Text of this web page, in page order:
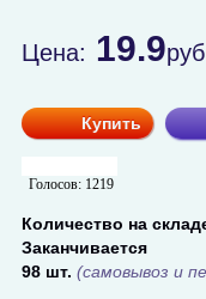
Цена: 19.9руб
Купить
Голосов: 1219
Количество на
Заканчивается
98 шт. (самовывоз и